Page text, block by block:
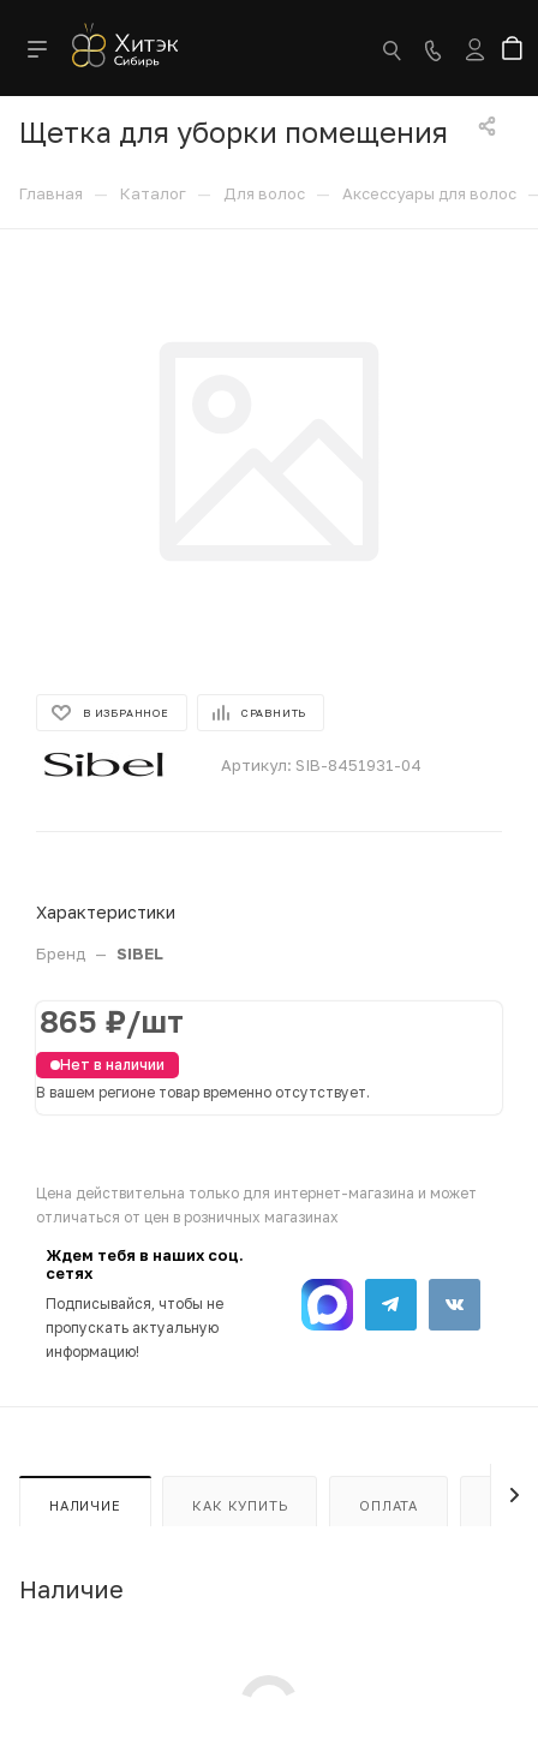
Щетка для уборки помещения
Главная — Каталог — Для волос — Аксессуары для волос
В ИЗБРАННОЕ СРАВНИТЬ
Артикул: SIB-8451931-04
Характеристики
Бренд — SIBEL
865 ₽/шт
Нет в наличии
В вашем регионе товар временно отсутствует.
Цена действительна только для интернет-магазина и может
отличаться от цен в розничных магазинах
Ждем тебя в наших соц.
сетях
Подписывайся, чтобы не
пропускать актуальную
информацию!
НАЛИЧИЕ КАК КУПИТЬ ОПЛАТА
Наличие